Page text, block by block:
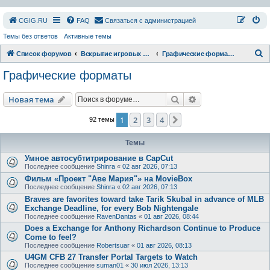
СGIG.RU FAQ Связаться с администрацией
Темы без ответов Активные темы
Список форумов Вскрытие игровых ресурсов Графические форматы
Графические форматы
Новая тема Поиск
92 темы 1 2 3 4
Темы
Умное автосубтитрирование в CapCut
Последнее сообщение Shinra « 02 авг 2026, 07:13
Фильм «Проект "Аве Мария"» на MovieBox
Последнее сообщение Shinra « 02 авг 2026, 07:13
Braves are favorites toward take Tarik Skubal in advance of MLB
Exchange Deadline, for every Bob Nightengale
Последнее сообщение RavenDantas « 01 авг 2026, 08:44
Does a Exchange for Anthony Richardson Continue to Produce
Come to feel?
Последнее сообщение Robertsuar « 01 авг 2026, 08:13
U4GM CFB 27 Transfer Portal Targets to Watch
Последнее сообщение suman01 « 30 июл 2026, 13:13